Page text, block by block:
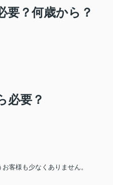
要？何歳から？
必要？
客様も少なくありません。